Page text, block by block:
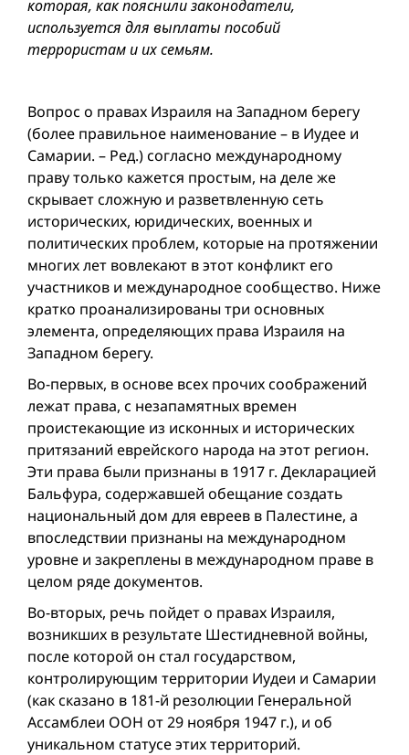
которая, как пояснили законодатели,
используется для выплаты пособий
террористам и их семьям.
Вопрос о правах Израиля на Западном берегу
(более правильное на­именование – в Иудее и
Самарии. – Ред.) согласно международному
праву только кажется простым, на деле же
скрывает сложную и разветвленную сеть
исторических, юридических, военных и
политических проблем, которые на протяжении
многих лет вовлекают в этот конфликт его
участников и международное сообщество. Ниже
кратко проанализированы три основных
элемента, определяющих права Израиля на
Западном берегу.
Во-первых, в основе всех прочих соображений
лежат права, с незапамятных времен
проистекающие из исконных и исторических
притязаний еврейского народа на этот регион.
Эти права были признаны в 1917 г. Декларацией
Бальфура, содержавшей обещание создать
национальный дом для евреев в Палестине, а
впоследствии признаны на международном
уровне и закреплены в международном праве в
целом ряде документов.
Во-вторых, речь пойдет о правах Израиля,
возникших в результате Шестидневной вой­ны,
после которой он стал государством,
контролирующим территории Иудеи и Самарии
(как сказано в 181-й резолюции Генеральной
Ассамблеи ООН от 29 ноября 1947 г.), и об
уникальном статусе этих территорий.